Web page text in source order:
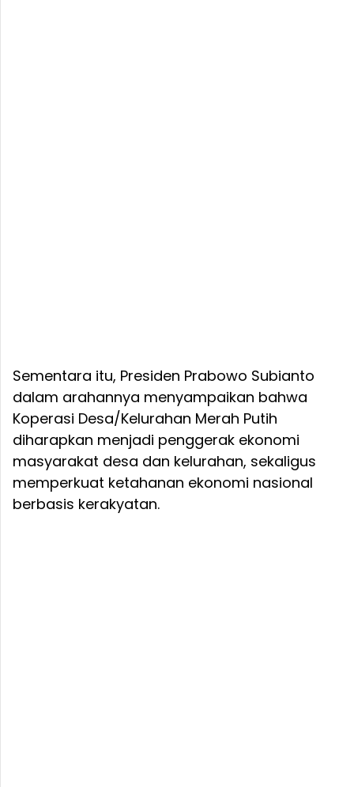
Sementara itu, Presiden Prabowo Subianto
dalam arahannya menyampaikan bahwa
Koperasi Desa/Kelurahan Merah Putih
diharapkan menjadi penggerak ekonomi
masyarakat desa dan kelurahan, sekaligus
memperkuat ketahanan ekonomi nasional
berbasis kerakyatan.